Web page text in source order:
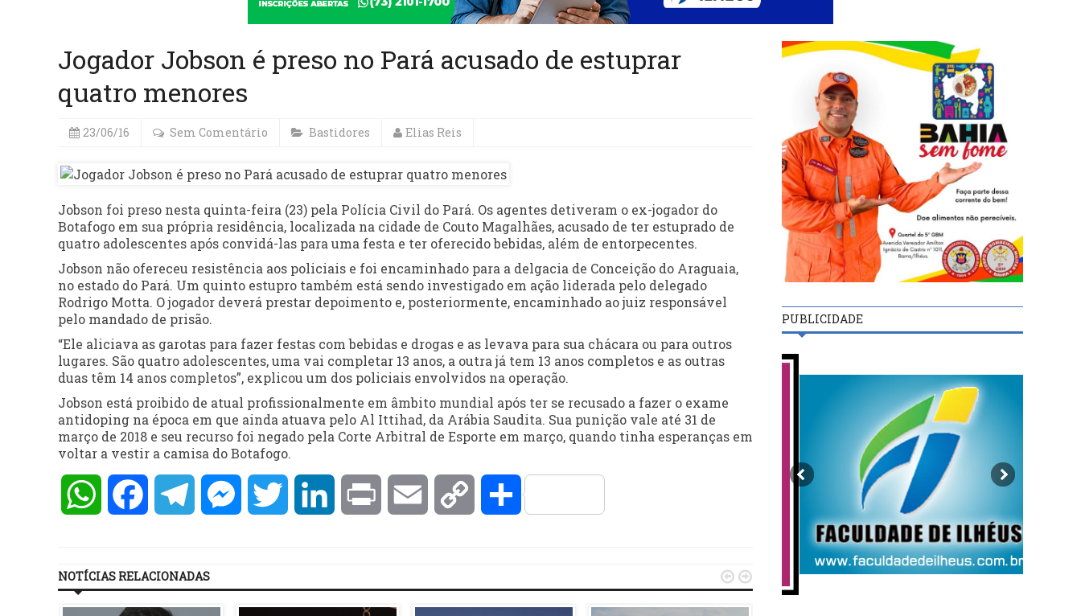
Jogador Jobson é preso no Pará acusado de estuprar
quatro menores
23/06/16 Sem Comentário Bastidores Elias Reis
Jobson foi preso nesta quinta-feira (23) pela Polícia Civil do Pará. Os agentes detiveram o ex-jogador do
Botafogo em sua própria residência, localizada na cidade de Couto Magalhães, acusado de ter estuprado de
quatro adolescentes após convidá-las para uma festa e ter oferecido bebidas, além de entorpecentes.
Jobson não ofereceu resistência aos policiais e foi encaminhado para a delgacia de Conceição do Araguaia,
no estado do Pará. Um quinto estupro também está sendo investigado em ação liderada pelo delegado
Rodrigo Motta. O jogador deverá prestar depoimento e, posteriormente, encaminhado ao juiz responsável
pelo mandado de prisão.
“Ele aliciava as garotas para fazer festas com bebidas e drogas e as levava para sua chácara ou para outros
lugares. São quatro adolescentes, uma vai completar 13 anos, a outra já tem 13 anos completos e as outras
duas têm 14 anos completos”, explicou um dos policiais envolvidos na operação.
Jobson está proibido de atual profissionalmente em âmbito mundial após ter se recusado a fazer o exame
antidoping na época em que ainda atuava pelo Al Ittihad, da Arábia Saudita. Sua punição vale até 31 de
março de 2018 e seu recurso foi negado pela Corte Arbitral de Esporte em março, quando tinha esperanças em
voltar a vestir a camisa do Botafogo.
WhatsAppFacebookTelegramMessengerTwitter LinkedInPrint Email Copy Compartilhar
NOTÍCIAS RELACIONADAS  
PUBLICIDADE